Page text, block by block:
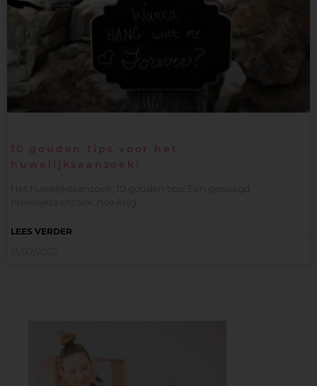
10 gouden tips voor het
huwelijksaanzoek!
Het huwelijksaanzoek; 10 gouden tips! Een geslaagd
LEES VERDER